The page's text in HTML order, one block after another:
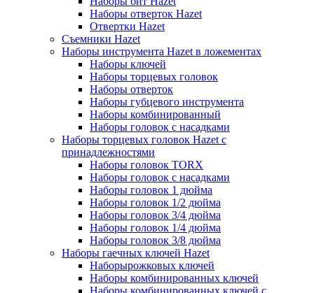
Наборы отверток Hazet
Отвертки Hazet
Съемники Hazet
Наборы инструмента Hazet в ложементах
Наборы ключей
Наборы торцевых головок
Наборы отверток
Наборы губцевого инструмента
Наборы комбинированный
Наборы головок с насадками
Наборы торцевых головок Hazet с
принадлежностями
Наборы головок TORX
Наборы головок с насадками
Наборы головок 1 дюйма
Наборы головок 1/2 дюйма
Наборы головок 3/4 дюйма
Наборы головок 1/4 дюйма
Наборы головок 3/8 дюйма
Наборы гаечных ключей Hazet
Наборырожковых ключей
Наборы комбинированных ключей
Наборы комбинированных ключей с